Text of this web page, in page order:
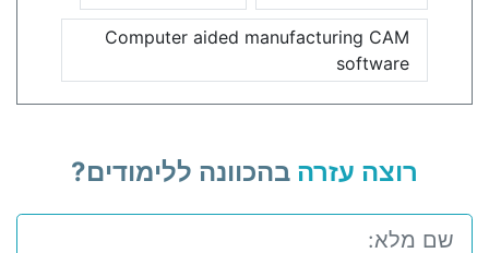
Computer aided manufacturing CAM
software
רוצה עזרה בהכוונה ללימודים?